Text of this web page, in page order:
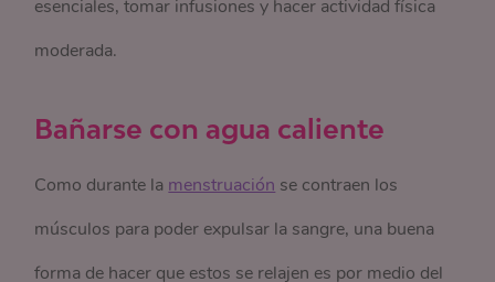
esenciales, tomar infusiones y hacer actividad física
moderada.
Bañarse con agua caliente
Como durante la menstruación se contraen los
músculos para poder expulsar la sangre, una buena
forma de hacer que estos se relajen es por medio del